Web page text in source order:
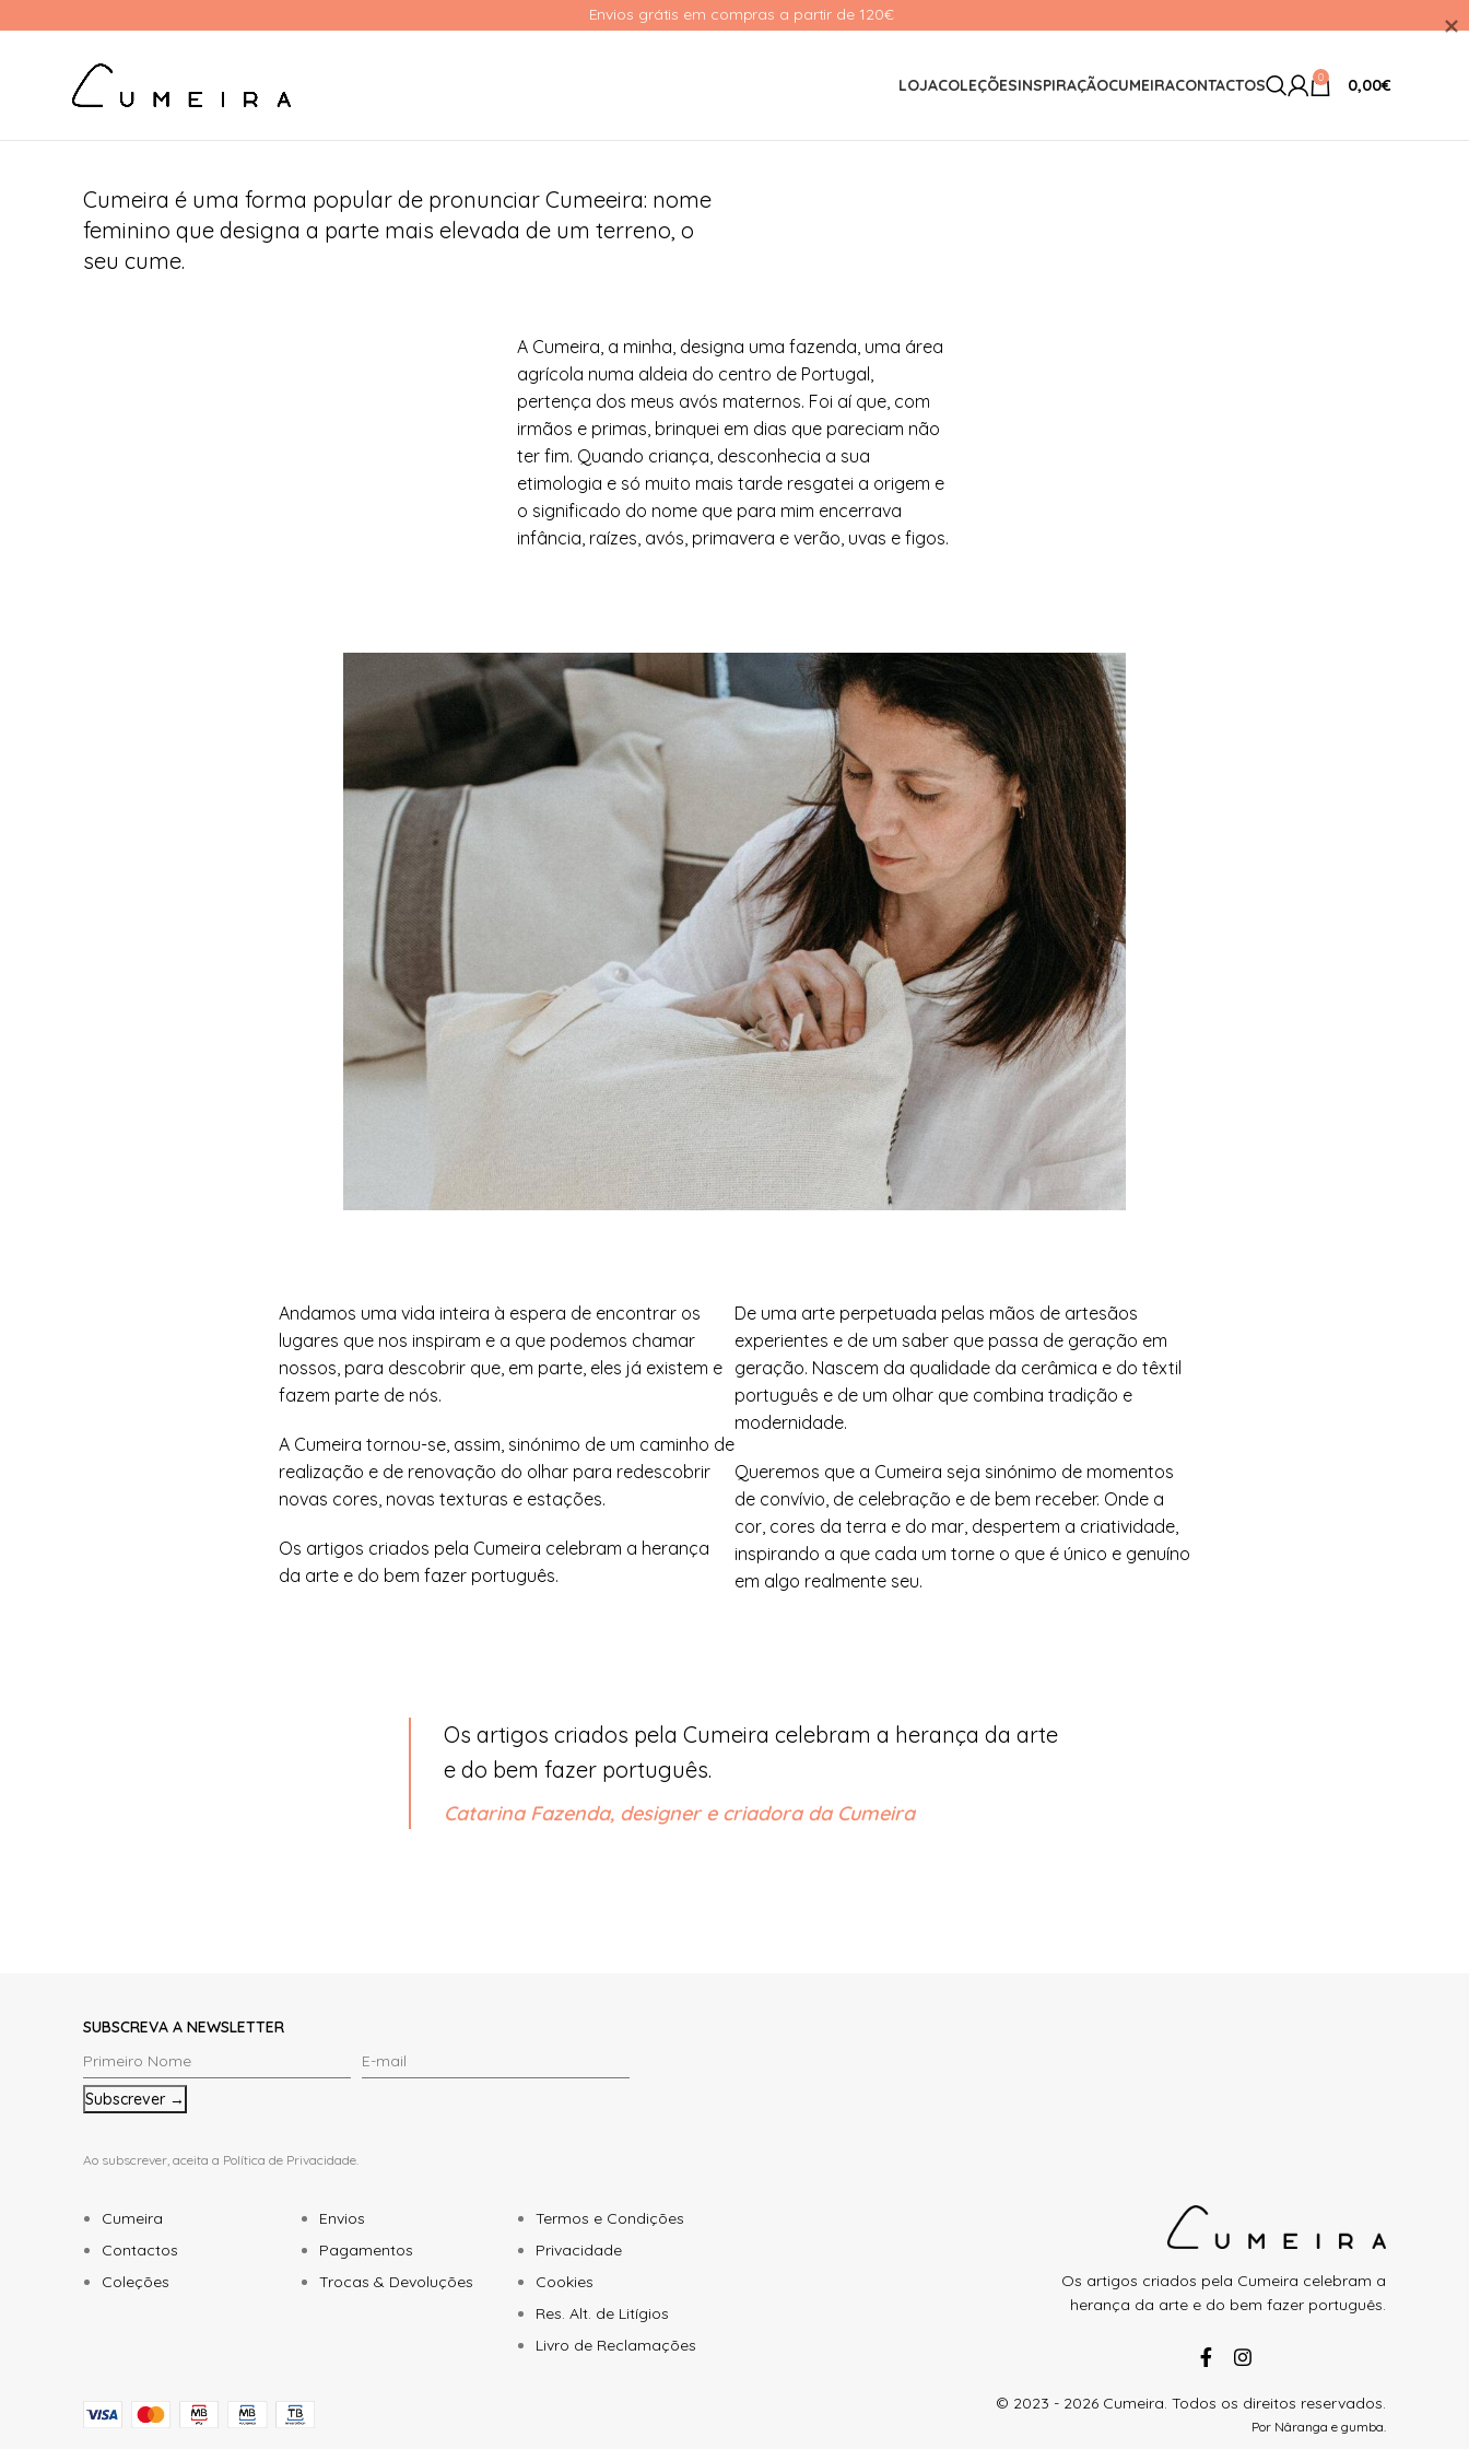
LOJACOLEÇÕESINSPIRAÇÃOCUMEIRACONTACTOS 0 0,00€
Cumeira é uma forma popular de pronunciar Cumeeira: nome
feminino que designa a parte mais elevada de um terreno, o
seu cume.
A Cumeira, a minha, designa uma fazenda, uma área
agrícola numa aldeia do centro de Portugal,
pertença dos meus avós maternos. Foi aí que, com
irmãos e primas, brinquei em dias que pareciam não
ter fim. Quando criança, desconhecia a sua
etimologia e só muito mais tarde resgatei a origem e
o significado do nome que para mim encerrava
infância, raízes, avós, primavera e verão, uvas e figos.
Andamos uma vida inteira à espera de encontrar os
lugares que nos inspiram e a que podemos chamar
nossos, para descobrir que, em parte, eles já existem e
fazem parte de nós.
A Cumeira tornou-se, assim, sinónimo de um caminho de
realização e de renovação do olhar para redescobrir
novas cores, novas texturas e estações.
Os artigos criados pela Cumeira celebram a herança
da arte e do bem fazer português.
De uma arte perpetuada pelas mãos de artesãos
experientes e de um saber que passa de geração em
geração. Nascem da qualidade da cerâmica e do têxtil
português e de um olhar que combina tradição e
modernidade.
Queremos que a Cumeira seja sinónimo de momentos
de convívio, de celebração e de bem receber. Onde a
cor, cores da terra e do mar, despertem a criatividade,
inspirando a que cada um torne o que é único e genuíno
em algo realmente seu.
Os artigos criados pela Cumeira celebram a herança da arte
e do bem fazer português.
Catarina Fazenda, designer e criadora da Cumeira
SUBSCREVA A NEWSLETTER
Primeiro
Nome
*
E-
mail
Ao subscrever, aceita a Política de Privacidade
Cumeira
Contactos
Coleções
Envios
Pagamentos
Trocas & Devoluções
Termos e Condições
Privacidade
Cookies
Res. Alt. de Litígios
Livro de Reclamações
Os artigos criados pela Cumeira celebram a
herança da arte e do bem fazer português.
© 2023 - 2026 Cumeira. Todos os direitos reservados.
Por Nâranga e gumba
Envios grátis em compras a partir de 120€